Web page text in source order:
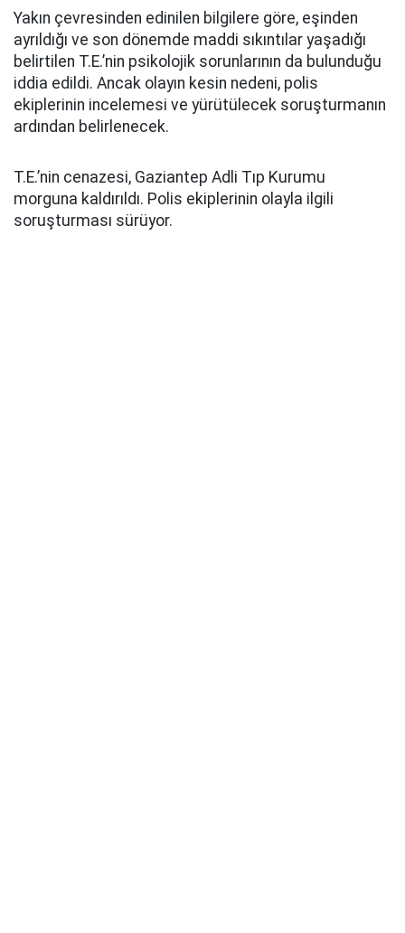
Yakın çevresinden edinilen bilgilere göre, eşinden
ayrıldığı ve son dönemde maddi sıkıntılar yaşadığı
belirtilen T.E.’nin psikolojik sorunlarının da bulunduğu
iddia edildi. Ancak olayın kesin nedeni, polis
ekiplerinin incelemesi ve yürütülecek soruşturmanın
ardından belirlenecek.
T.E.’nin cenazesi, Gaziantep Adli Tıp Kurumu
morguna kaldırıldı. Polis ekiplerinin olayla ilgili
soruşturması sürüyor.